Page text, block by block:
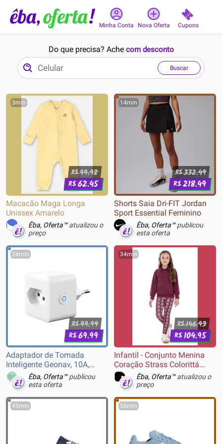
Minha Conta Nova Oferta Cupons
Do que precisa? Ache com desconto
Buscar
3min
R$99.92
R$62.45
Macacão Maga Longa
Unissex Amarelo
Êba, Oferta™atualizou o
preço
14min
R$332.49
R$218.49
Shorts Saia Dri-FIT Jordan
Sport Essential Feminino
Êba, Oferta™publicou
esta oferta
24min
R$99.99
R$69.99
Adaptador de Tomada
Inteligente Geonav, 10A,
Bivolt
Êba, Oferta™publicou
esta oferta
34min
R$146.93
R$104.95
Infantil - Conjunto Menina
Coração Strass Colorittá
Bordô
Êba, Oferta™atualizou o
preço
45min 55min